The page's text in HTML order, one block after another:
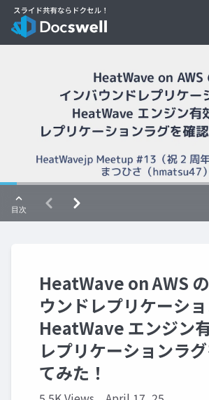
HeatWave on AWS
ウンドレプリケーシ
HeatWave エンジン
レプリケーションラ
てみた！